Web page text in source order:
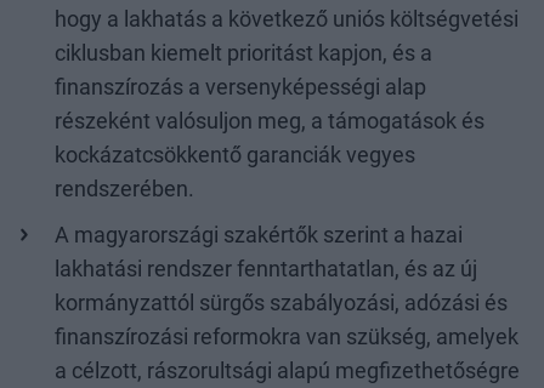
hogy a lakhatás a következő uniós költségvetési
ciklusban kiemelt prioritást kapjon, és a
finanszírozás a versenyképességi alap
részeként valósuljon meg, a támogatások és
kockázatcsökkentő garanciák vegyes
rendszerében.
A magyarországi szakértők szerint a hazai
lakhatási rendszer fenntarthatatlan, és az új
kormányzattól sürgős szabályozási, adózási és
finanszírozási reformokra van szükség, amelyek
a célzott, rászorultsági alapú megfizethetőségre